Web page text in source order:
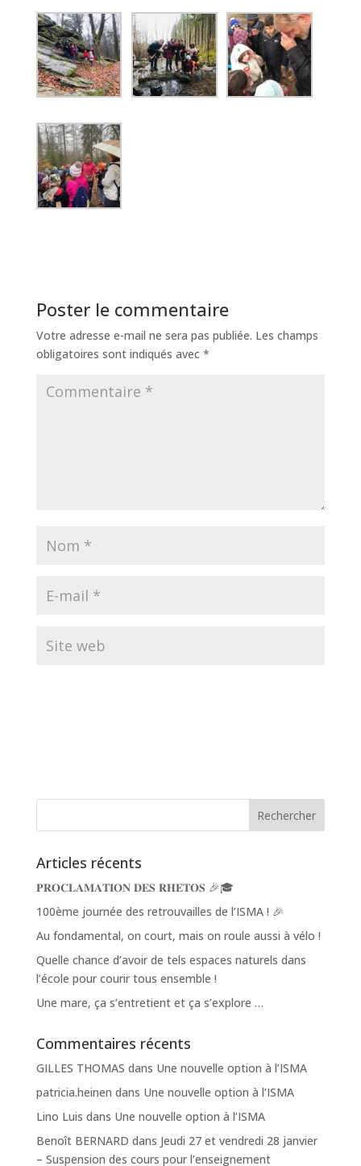
Poster le commentaire
Votre adresse e-mail ne sera pas publiée. Les champs
obligatoires sont indiqués avec *
Articles récents
𝐏𝐑𝐎𝐂𝐋𝐀𝐌𝐀𝐓𝐈𝐎𝐍 𝐃𝐄𝐒 𝐑𝐇𝐄𝐓𝐎𝐒 🎉🎓
100ème journée des retrouvailles de l’ISMA ! 🎉
Au fondamental, on court, mais on roule aussi à vélo !
Quelle chance d’avoir de tels espaces naturels dans
l’école pour courir tous ensemble !
Une mare, ça s’entretient et ça s’explore …
Commentaires récents
GILLES THOMAS dans Une nouvelle option à l’ISMA
patricia.heinen dans Une nouvelle option à l’ISMA
Lino Luis dans Une nouvelle option à l’ISMA
Benoît BERNARD dans Jeudi 27 et vendredi 28 janvier
– Suspension des cours pour l’enseignement